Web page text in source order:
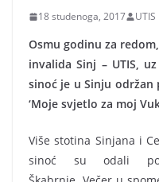
18 studenoga, 2017 UTIS
Osmu godinu za
invalida Sinj – UTIS,
sinoć je u Sinju
‘Moje svjetlo za moj
Više stotina Sinjana i
sinoć su odali